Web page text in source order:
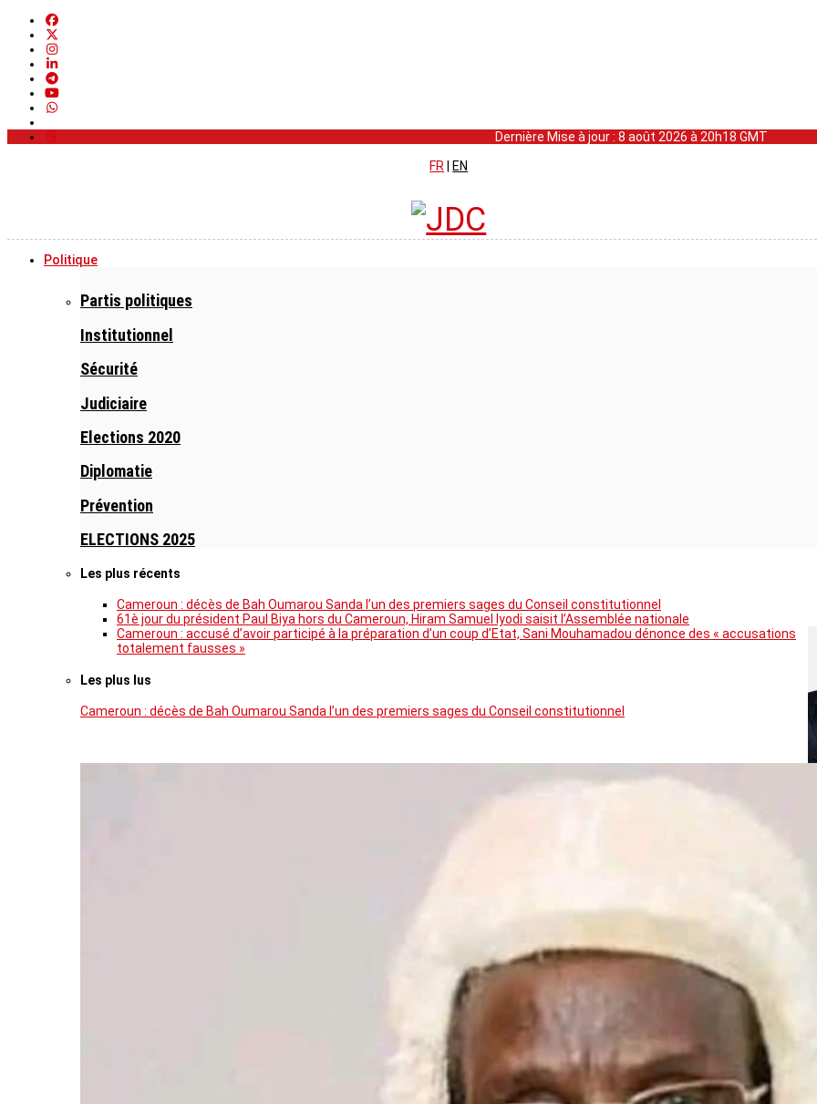
Dernière Mise à jour : 8 août 2026 à 20h18 GMT
FR
EN
Politique
Partis politiques
Institutionnel
Sécurité
Judiciaire
Elections 2020
Diplomatie
Prévention
ELECTIONS 2025
Les plus récents
Cameroun : décès de Bah Oumarou Sanda l’un des premiers sages du Conseil constitutionnel
61è jour du président Paul Biya hors du Cameroun, Hiram Samuel Iyodi saisit l’Assemblée nationale
Cameroun : accusé d’avoir participé à la préparation d’un coup d’Etat, Sani Mouhamadou dénonce des « accusations
totalement fausses »
Les plus lus
Cameroun : décès de Bah Oumarou Sanda l’un des premiers sages du Conseil constitutionnel